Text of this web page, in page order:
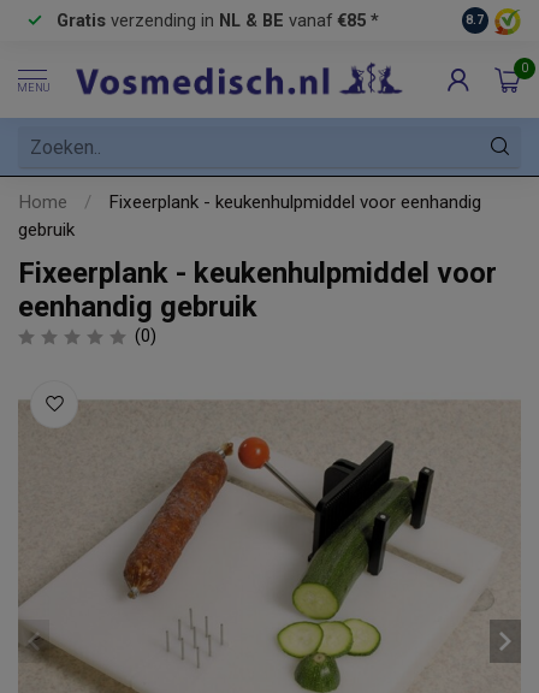
Gratis verzending in NL & BE vanaf €85 * Pick-up
8.7
MENU
0
Home /
Fixeerplank - keukenhulpmiddel voor eenhandig
gebruik
Fixeerplank - keukenhulpmiddel voor
eenhandig gebruik
(0)